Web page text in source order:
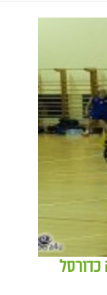
כדורסל